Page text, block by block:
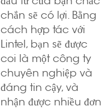
chắn sẽ có lợi. Bằng
cách hợp tác với
Lintel, bạn sẽ được
coi là một công ty
chuyên nghiệp và
đáng tin cậy, và
nhận được nhiều đơn